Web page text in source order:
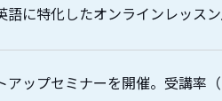
に特化したオンラインレッス
アップセミナーを開催。受講率